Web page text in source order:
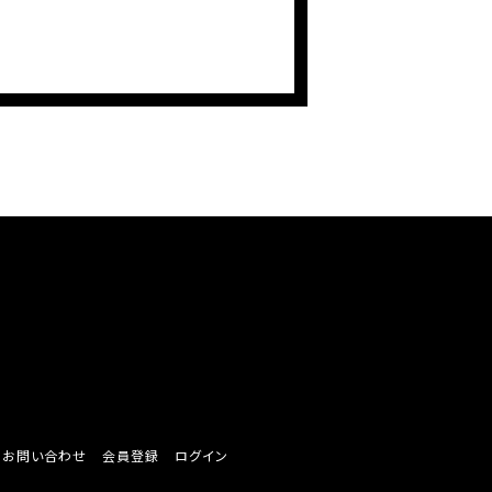
問い合わせ 会員登録 ログイン